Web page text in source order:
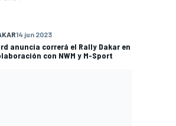
14 jun 2023
anuncia correrá el Rally Dakar en
con NWM y M-Sport